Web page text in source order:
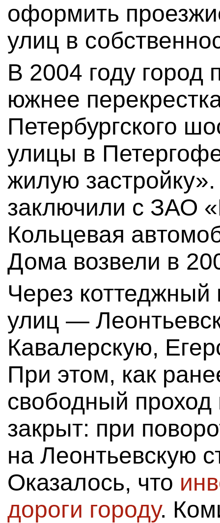
оформить
улиц в
В 2004 году город
южнее
Петербургского
улицы в
жилую
заключили с ЗАО
Кольцевая
Дома возвели в
Через коттеджный
улиц —
Кавалерскую,
При этом, как
свободный
закрыт: при
на Леонтьевскую
Оказалось, что
дороги городу.